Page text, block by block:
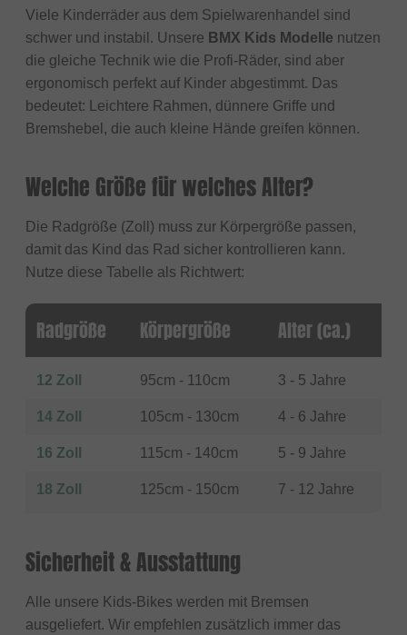
Viele Kinderräder aus dem Spielwarenhandel sind
schwer und instabil. Unsere BMX Kids Modelle nutzen
die gleiche Technik wie die Profi-Räder, sind aber
ergonomisch perfekt auf Kinder abgestimmt. Das
bedeutet: Leichtere Rahmen, dünnere Griffe und
Bremshebel, die auch kleine Hände greifen können.
Welche Größe für welches Alter?
Die Radgröße (Zoll) muss zur Körpergröße passen,
damit das Kind das Rad sicher kontrollieren kann.
Nutze diese Tabelle als Richtwert:
Radgröße Körpergröße Alter (ca.)
12 Zoll 95cm - 110cm 3 - 5 Jahre
14 Zoll 105cm - 130cm 4 - 6 Jahre
16 Zoll 115cm - 140cm 5 - 9 Jahre
18 Zoll 125cm - 150cm 7 - 12 Jahre
Sicherheit & Ausstattung
Alle unsere Kids-Bikes werden mit Bremsen
ausgeliefert. Wir empfehlen zusätzlich immer das